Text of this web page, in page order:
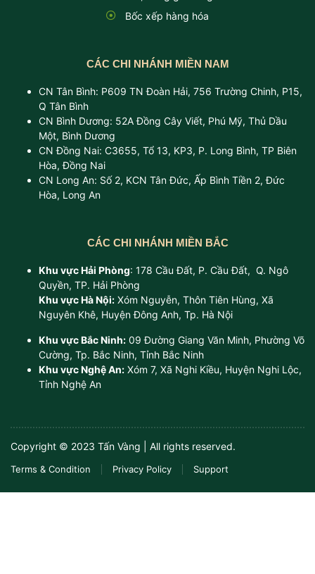
Bốc xếp hàng hóa
CÁC CHI NHÁNH MIỀN NAM
CN Tân Bình: P609 TN Đoàn Hải, 756 Trường Chinh, P15,
Q Tân Bình
CN Bình Dương: 52A Đồng Cây Viết, Phú Mỹ, Thủ Dầu
Một, Bình Dương
CN Đồng Nai: C3655, Tổ 13, KP3, P. Long Bình, TP Biên
Hòa, Đồng Nai
CN Long An: Số 2, KCN Tân Đức, Ấp Bình Tiền 2, Đức
Hòa, Long An
CÁC CHI NHÁNH MIỀN BẮC
Khu vực Hải Phòng: 178 Cầu Đất, P. Cầu Đất, Q. Ngô
Quyền, TP. Hải Phòng
Khu vực Hà Nội: Xóm Nguyễn, Thôn Tiên Hùng, Xã
Nguyên Khê, Huyện Đông Anh, Tp. Hà Nội
Khu vực Bắc Ninh: 09 Đường Giang Văn Minh, Phường Võ
Cường, Tp. Bắc Ninh, Tỉnh Bắc Ninh
Khu vực Nghệ An: Xóm 7, Xã Nghi Kiều, Huyện Nghi Lộc,
Tỉnh Nghệ An
Copyright © 2023 Tấn Vàng | All rights reserved.
Terms & Condition Privacy Policy Support